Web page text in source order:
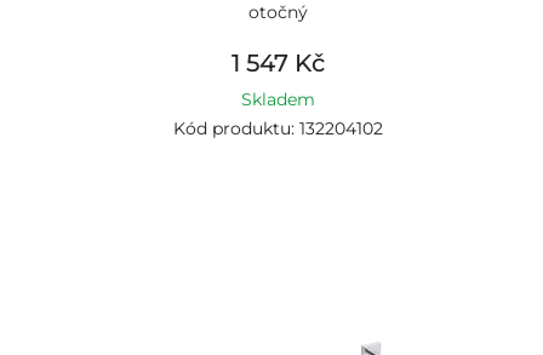
otočný
1 547 Kč
Skladem
Kód produktu: 132204102